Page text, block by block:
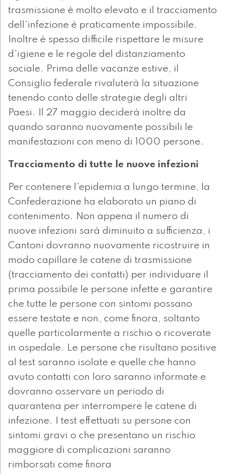
trasmissione è molto elevato e il tracciamento
dell'infezione è praticamente impossibile.
Inoltre è spesso difficile rispettare le misure
d'igiene e le regole del distanziamento
sociale. Prima delle vacanze estive, il
Consiglio federale rivaluterà la situazione
tenendo conto delle strategie degli altri
Paesi. Il 27 maggio deciderà inoltre da
quando saranno nuovamente possibili le
manifestazioni con meno di 1000 persone.
Tracciamento di tutte le nuove infezioni
Per contenere l'epidemia a lungo termine, la
Confederazione ha elaborato un piano di
contenimento. Non appena il numero di
nuove infezioni sarà diminuito a sufficienza, i
Cantoni dovranno nuovamente ricostruire in
modo capillare le catene di trasmissione
(tracciamento dei contatti) per individuare il
prima possibile le persone infette e garantire
che tutte le persone con sintomi possano
essere testate e non, come finora, soltanto
quelle particolarmente a rischio o ricoverate
in ospedale. Le persone che risultano positive
al test saranno isolate e quelle che hanno
avuto contatti con loro saranno informate e
dovranno osservare un periodo di
quarantena per interrompere le catene di
infezione. I test effettuati su persone con
sintomi gravi o che presentano un rischio
maggiore di complicazioni saranno
rimborsati come finora